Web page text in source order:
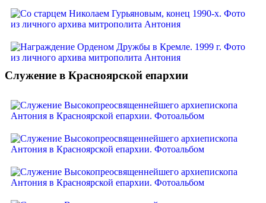
Служение в Красноярской епархии